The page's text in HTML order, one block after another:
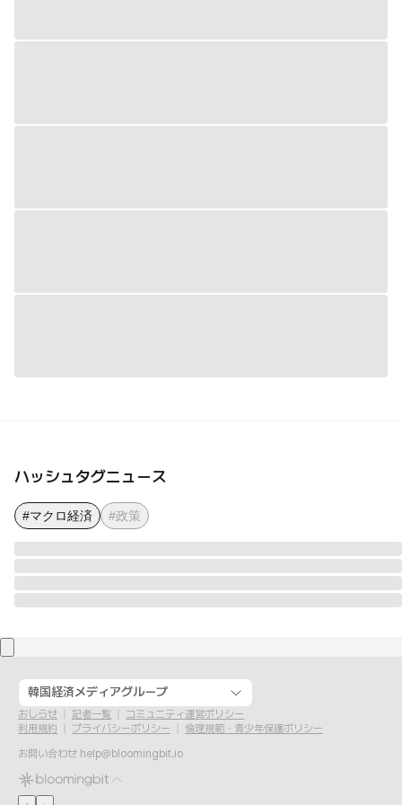
ハッシュタグニュース
#マクロ経済 #政策
韓国経済メディアグループ
おしらせ 記者一覧
コミュニティ運営ポリシー
利用規約
プライバシーポリシー
倫理規範・青少年保護ポリシー
お問い合わせ help@bloomingbit.io